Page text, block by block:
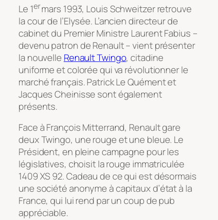
Le 1ermars 1993, Louis Schweitzer retrouve
la cour de l’Elysée. L’ancien directeur de
cabinet du Premier Ministre Laurent Fabius –
devenu patron de Renault – vient présenter
la nouvelle Renault Twingo, citadine
uniforme et colorée qui va révolutionner le
marché français. Patrick Le Quément et
Jacques Cheinisse sont également
présents.
Face à François Mitterrand, Renault gare
deux Twingo, une rouge et une bleue. Le
Président, en pleine campagne pour les
législatives, choisit la rouge immatriculée
1409 XS 92. Cadeau de ce qui est désormais
une société anonyme à capitaux d’état à la
France, qui lui rend par un coup de pub
appréciable.